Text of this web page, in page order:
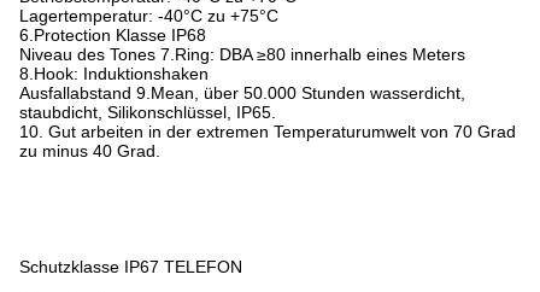
Lagertemperatur: -40°C zu +75°C
6.Protection Klasse IP68
Niveau des Tones 7.Ring: DBA ≥80 innerhalb eines Meters
8.Hook: Induktionshaken
Ausfallabstand 9.Mean, über 50.000 Stunden wasserdicht,
staubdicht, Silikonschlüssel, IP65.
10. Gut arbeiten in der extremen Temperaturumwelt von 70 Grad
zu minus 40 Grad.
Schutzklasse IP67 TELEFON